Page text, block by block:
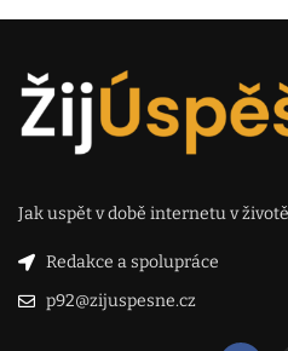
Jak uspět v době internetu v
Redakce a spolupráce
p92@zijuspesne.cz